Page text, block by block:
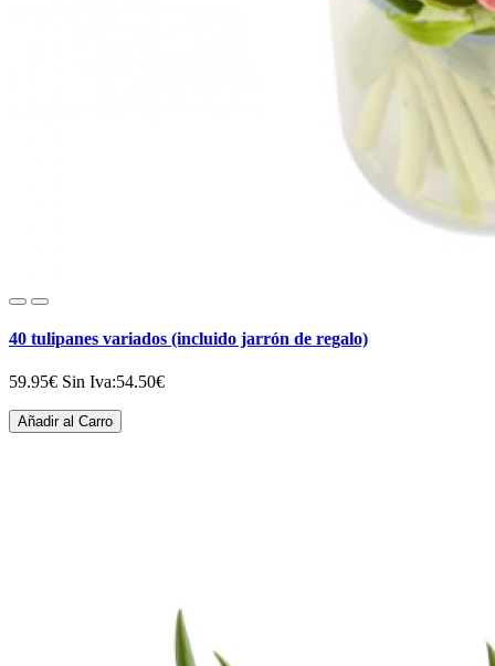
40 tulipanes variados (incluido jarrón de regalo)
59.95€ Sin Iva:54.50€
Añadir al Carro